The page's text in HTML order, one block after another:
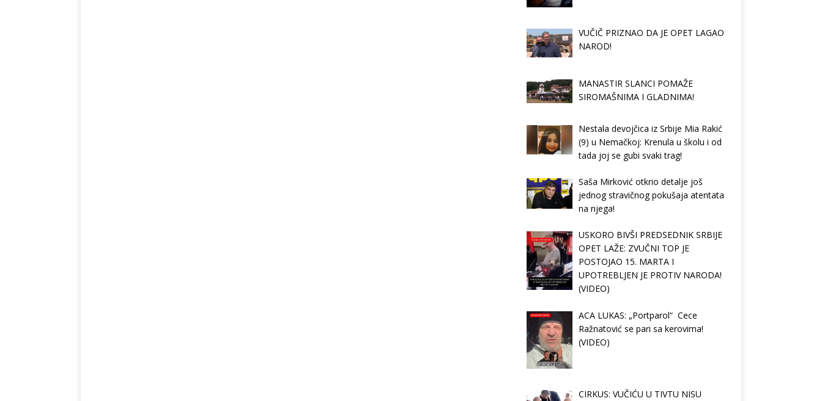
VUČIČ PRIZNAO DA JE OPET LAGAO
NAROD!
MANASTIR SLANCI POMAŽE
SIROMAŠNIMA I GLADNIMA!
Nestala devojčica iz Srbije Mia Rakić
(9) u Nemačkoj: Krenula u školu i od
tada joj se gubi svaki trag!
Saša Mirković otkrio detalje još
jednog stravičnog pokušaja atentata
na njega!
USKORO BIVŠI PREDSEDNIK SRBIJE
OPET LAŽE: ZVUČNI TOP JE
POSTOJAO 15. MARTA I
UPOTREBLJEN JE PROTIV NARODA!
(VIDEO)
ACA LUKAS: „Portparol“ Cece
Ražnatović se pari sa kerovima!
(VIDEO)
CIRKUS: VUČIĆU U TIVTU NISU